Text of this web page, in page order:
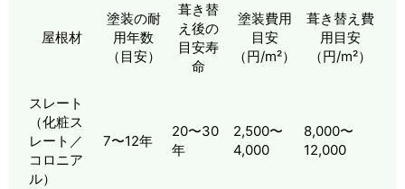
屋根材
塗装の耐
用年数
（目安）
葺き替
え後の
目安寿
命
塗装費用
目安
（円/m²）
葺き替え費
用目安
（円/m²）
スレート
（化粧ス
レート／
コロニア
ル）
7〜12年
20〜30
年
2,500〜
4,000
8,000〜
12,000